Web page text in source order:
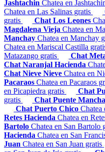
Jashtachin Chatea en
Chatea en Las Salinas gratis
gratis
Chat Los Leones
Magdalena Vieja Chatea en
Manchay Chatea en Manchay
Chatea en Mariscal Castilla
Matazango gratis
Chat
Chat Naranjal Hacienda
Chat Nieve Nieve Chatea en
Pacaraos Chatea en Pacaraos
en Picapiedra gratis
Chat
gratis
Chat Puente
Chat Puerto Chico Chatea
Retes Hacienda Chatea en
Bartolo Chatea en San Bartolo
Hacienda Chatea en San
Juan Chatea en San Juan gratis